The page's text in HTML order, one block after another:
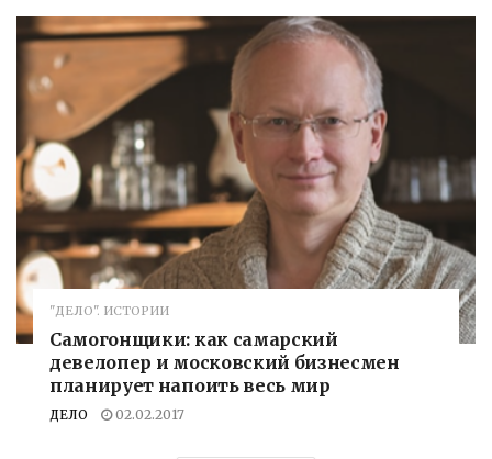
"ДЕЛО". ИСТОРИИ
Самогонщики: как самарский
девелопер и московский бизнесмен
планирует напоить весь мир
ДЕЛО 02.02.2017